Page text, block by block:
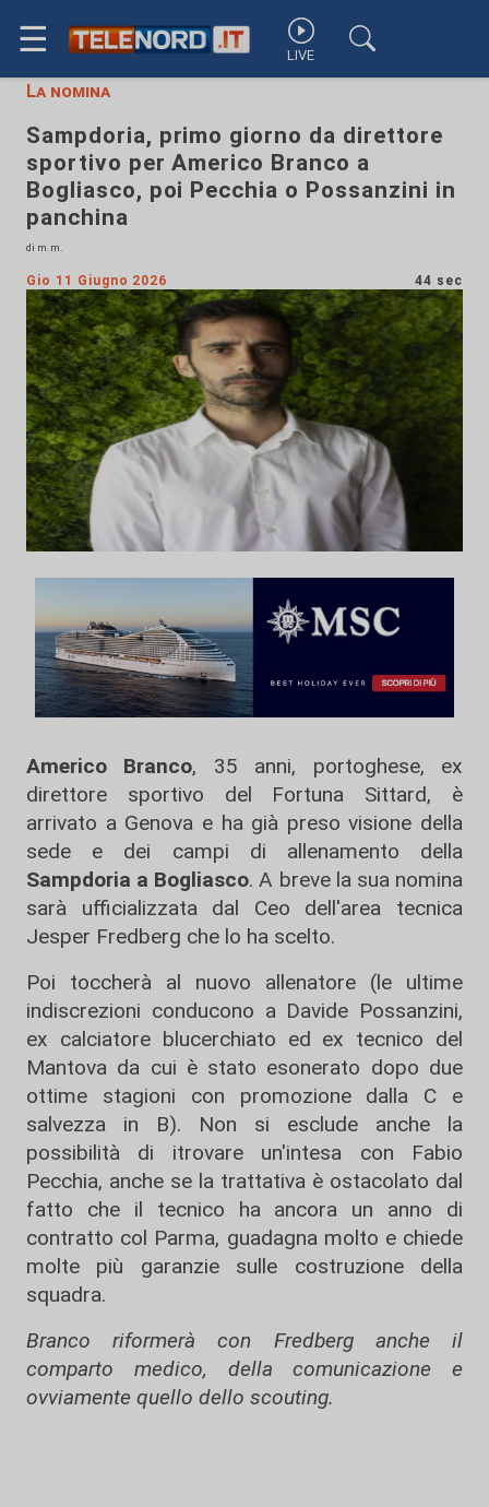
☰ LIVE
La nomina
Sampdoria, primo giorno da direttore
sportivo per Americo Branco a
Bogliasco, poi Pecchia o Possanzini in
panchina
di m.m.
Gio 11 Giugno 2026 44 sec
Americo Branco, 35 anni, portoghese, ex
direttore sportivo del Fortuna Sittard, è
arrivato a Genova e ha già preso visione della
sede e dei campi di allenamento della
Sampdoria a Bogliasco. A breve la sua nomina
sarà ufficializzata dal Ceo dell'area tecnica
Jesper Fredberg che lo ha scelto.
Poi toccherà al nuovo allenatore (le ultime
indiscrezioni conducono a Davide Possanzini,
ex calciatore blucerchiato ed ex tecnico del
Mantova da cui è stato esonerato dopo due
ottime stagioni con promozione dalla C e
salvezza in B). Non si esclude anche la
possibilità di itrovare un'intesa con Fabio
Pecchia, anche se la trattativa è ostacolato dal
fatto che il tecnico ha ancora un anno di
contratto col Parma, guadagna molto e chiede
molte più garanzie sulle costruzione della
squadra.
Branco riformerà con Fredberg anche il
comparto medico, della comunicazione e
ovviamente quello dello scouting.